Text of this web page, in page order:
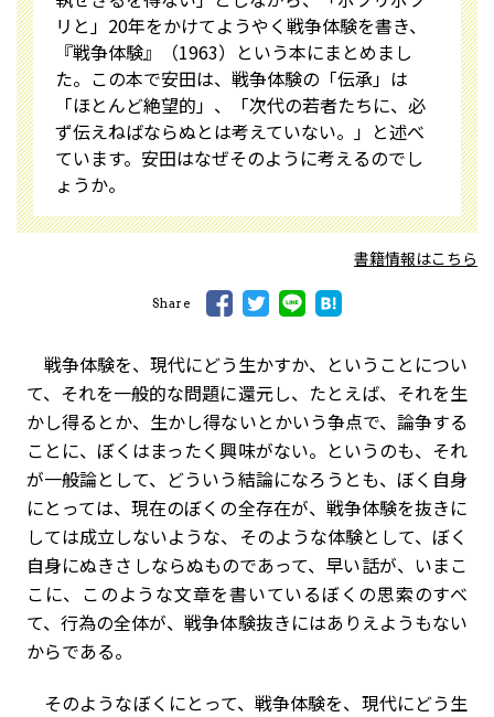
リと」20年をかけてようやく戦争体験を書き、
『戦争体験』（1963）という本にまとめまし
た。この本で安田は、戦争体験の「伝承」は
「ほとんど絶望的」、「次代の若者たちに、必
ず伝えねばならぬとは考えていない。」と述べ
ています。安田はなぜそのように考えるのでし
ょうか。
書籍情報はこちら
Share
戦争体験を、現代にどう生かすか、ということについ
て、それを一般的な問題に還元し、たとえば、それを生
かし得るとか、生かし得ないとかいう争点で、論争する
ことに、ぼくはまったく興味がない。というのも、それ
が一般論として、どういう結論になろうとも、ぼく自身
にとっては、現在のぼくの全存在が、戦争体験を抜きに
しては成立しないような、そのような体験として、ぼく
自身にぬきさしならぬものであって、早い話が、いまこ
こに、このような文章を書いているぼくの思索のすべ
て、行為の全体が、戦争体験抜きにはありえようもない
からである。
そのようなぼくにとって、戦争体験を、現代にどう生